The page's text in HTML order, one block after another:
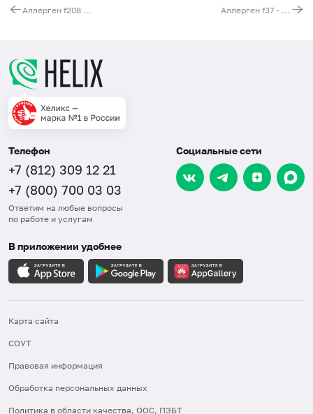
Аллерген f208 - лимон, IgG Аллерген f37 - мидия (голубая), IgG
Телефон
+7 (812) 309 12 21
+7 (800) 700 03 03
Ответим на любые вопросы
по работе и услугам
Социальные сети
В приложении удобнее
Карта сайта
СОУТ
Правовая информация
Обработка персональных данных
Политика в области качества, ООС, ПЗБТ